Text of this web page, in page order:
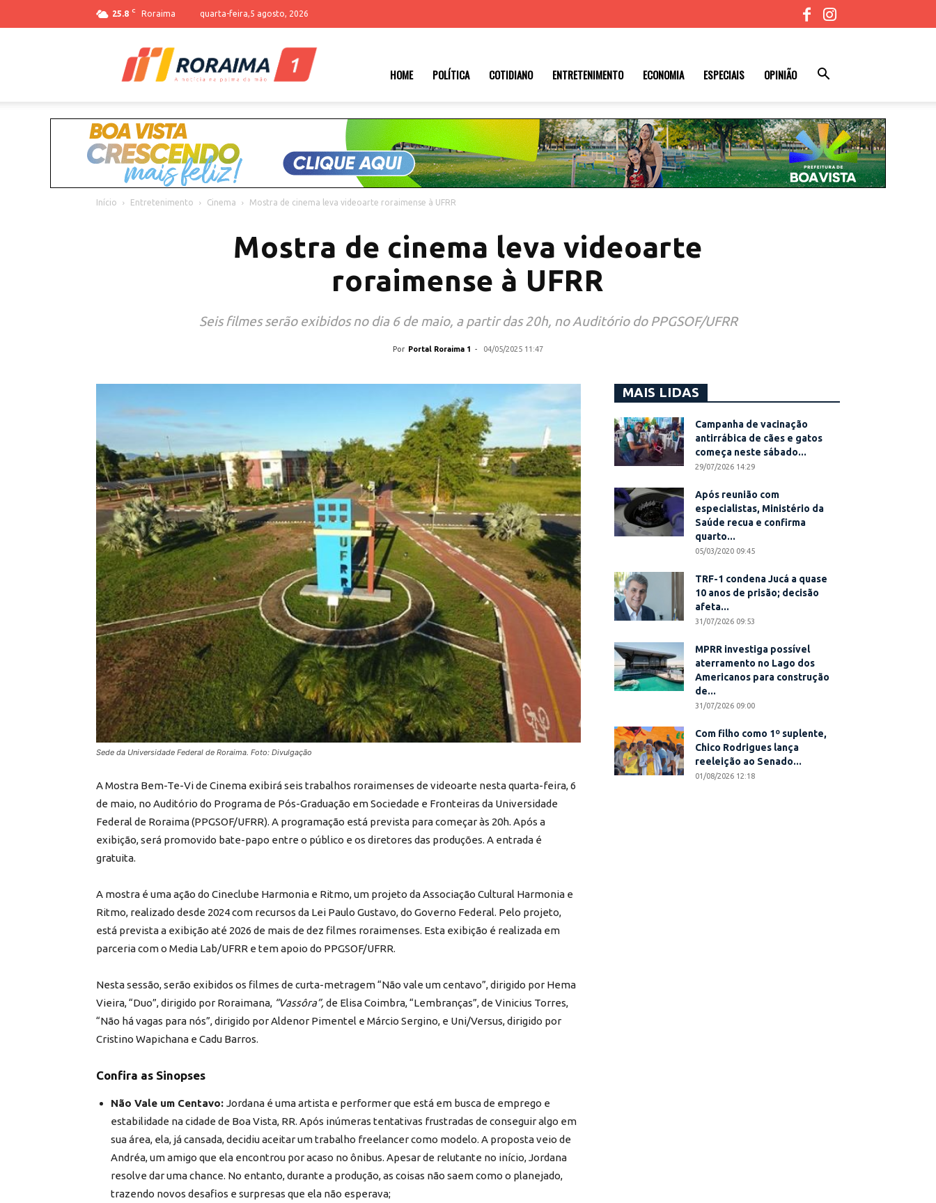
25.8 C Roraima quarta-feira,5 agosto, 2026
HOME POLÍTICA COTIDIANO ENTRETENIMENTO ECONOMIA ESPECIAIS OPINIÃO
Início Entretenimento Cinema Mostra de cinema leva videoarte roraimense à UFRR
Mostra de cinema leva videoarte
roraimense à UFRR
Seis filmes serão exibidos no dia 6 de maio, a partir das 20h, no Auditório do PPGSOF/UFRR
Por Portal Roraima 1 - 04/05/2025 11:47
Sede da Universidade Federal de Roraima. Foto: Divulgação
A Mostra Bem-Te-Vi de Cinema exibirá seis trabalhos roraimenses de videoarte nesta quarta-feira, 6
de maio, no Auditório do Programa de Pós-Graduação em Sociedade e Fronteiras da Universidade
Federal de Roraima (PPGSOF/UFRR). A programação está prevista para começar às 20h. Após a
exibição, será promovido bate-papo entre o público e os diretores das produções. A entrada é
gratuita.
A mostra é uma ação do Cineclube Harmonia e Ritmo, um projeto da Associação Cultural Harmonia e
Ritmo, realizado desde 2024 com recursos da Lei Paulo Gustavo, do Governo Federal. Pelo projeto,
está prevista a exibição até 2026 de mais de dez filmes roraimenses. Esta exibição é realizada em
parceria com o Media Lab/UFRR e tem apoio do PPGSOF/UFRR.
Nesta sessão, serão exibidos os filmes de curta-metragem “Não vale um centavo”, dirigido por Hema
Vieira, “Duo”, dirigido por Roraimana, “Vassôra”, de Elisa Coimbra, “Lembranças”, de Vinicius Torres,
“Não há vagas para nós”, dirigido por Aldenor Pimentel e Márcio Sergino, e Uni/Versus, dirigido por
Cristino Wapichana e Cadu Barros.
Confira as Sinopses
Não Vale um Centavo: Jordana é uma artista e performer que está em busca de emprego e
estabilidade na cidade de Boa Vista, RR. Após inúmeras tentativas frustradas de conseguir algo em
sua área, ela, já cansada, decidiu aceitar um trabalho freelancer como modelo. A proposta veio de
Andréa, um amigo que ela encontrou por acaso no ônibus. Apesar de relutante no início, Jordana
resolve dar uma chance. No entanto, durante a produção, as coisas não saem como o planejado,
trazendo novos desafios e surpresas que ela não esperava;
MAIS LIDAS
Campanha de vacinação
antirrábica de cães e gatos
começa neste sábado...
29/07/2026 14:29
Após reunião com
especialistas, Ministério da
Saúde recua e confirma
quarto...
05/03/2020 09:45
TRF-1 condena Jucá a quase
10 anos de prisão; decisão
afeta...
31/07/2026 09:53
MPRR investiga possível
aterramento no Lago dos
Americanos para construção
de...
31/07/2026 09:00
Com filho como 1º suplente,
Chico Rodrigues lança
reeleição ao Senado...
01/08/2026 12:18